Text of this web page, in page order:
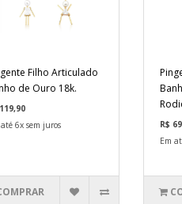
Filho Articulado
de Ouro 18k.
6x sem juros
R$
Em